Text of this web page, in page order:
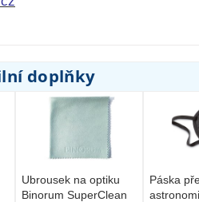
doplňky
Ubrousek na optiku
Binorum SuperClean
Páska